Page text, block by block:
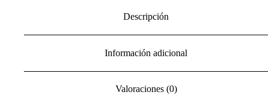
Descripción
Información adicional
Valoraciones (0)